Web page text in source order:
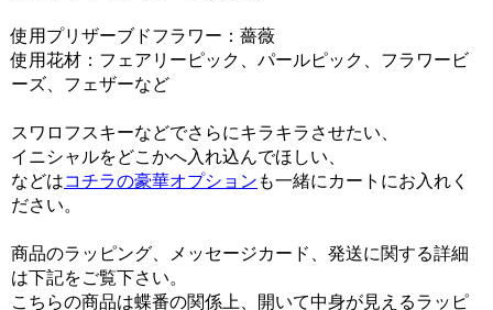
使用プリザーブドフラワー：薔薇
使用花材：フェアリーピック、パールピック、フラワービ
ーズ、フェザーなど
スワロフスキーなどでさらにキラキラさせたい、
イニシャルをどこかへ入れ込んでほしい、
などはコチラの豪華オプション も一緒にカートにお入れく
ださい。
商品のラッピング、メッセージカード、発送に関する詳細
は下記をご覧下さい。
こちらの商品は蝶番の関係上、開いて中身が見えるラッピ